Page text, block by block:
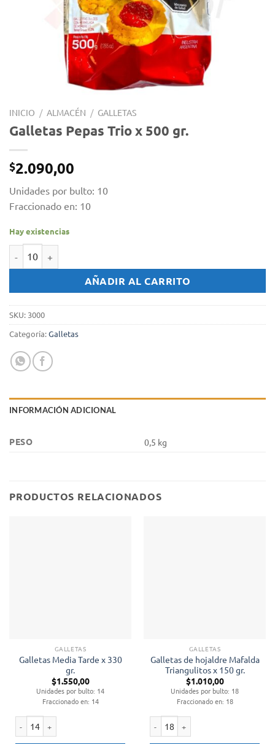
INICIO / ALMACÉN / GALLETAS
Galletas Pepas Trio x 500 gr.
$2.090,00
Unidades por bulto: 10
Fraccionado en: 10
Hay existencias
Galletas Pepas Trio x 500 gr. cantidad
AÑADIR AL CARRITO
SKU: 3000
Categoría:Galletas
INFORMACIÓN ADICIONAL
PESO 0,5 kg
PRODUCTOS RELACIONADOS
GALLETAS
Galletas Media Tarde x 330
gr.
$1.550,00
Unidades por bulto: 14
Fraccionado en: 14
GALLETAS
Galletas de hojaldre Mafalda
Triangulitos x 150 gr.
$1.010,00
Unidades por bulto: 18
Fraccionado en: 18